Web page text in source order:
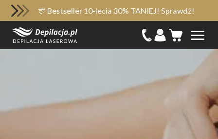
🎊 Bestseller 10-lecia 30% TANIEJ! Sprawdź!